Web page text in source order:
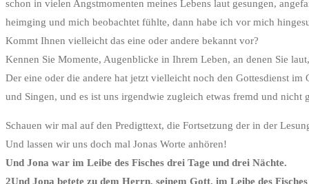
schon in vielen Angstmomenten meines Lebens laut gesungen,
heimging und mich beobachtet fühlte, dann habe ich vor mich
Kommt Ihnen vielleicht das eine oder andere bekannt vor?
Kennen Sie Momente, Augenblicke in Ihrem Leben, an denen Sie
Der eine oder die andere hat jetzt vielleicht noch den Gottesdienst
und Singen, und es ist uns irgendwie zugleich etwas fremd und nicht
Schauen wir mal auf den Predigttext, die Fortsetzung der in der
Und lassen wir uns doch mal Jonas Worte anhören!
Und Jona war im Leibe des Fisches drei Tage und drei Nächte.
2Und Jona betete zu dem Herrn, seinem Gott, im Leibe des